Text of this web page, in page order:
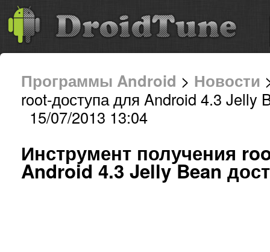
Программы Android > Новости
root-доступа для Android 4.3 Jelly
15/07/2013 13:04
Инструмент получения
Android 4.3 Jelly Bean